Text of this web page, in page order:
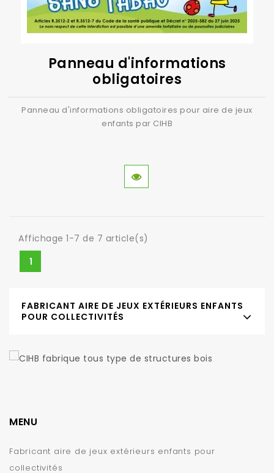
Panneau d'informations
obligatoires
Panneau d'informations obligatoires pour aire de jeux
enfants par CIHB
Affichage 1-7 de 7 article(s)
1
FABRICANT AIRE DE JEUX EXTÉRIEURS ENFANTS
POUR COLLECTIVITÉS
MENU
Fabricant aire de jeux extérieurs enfants pour
collectivités